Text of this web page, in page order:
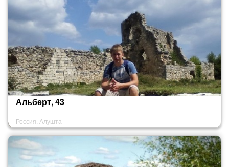
Альберт, 43
Россия, Алушта